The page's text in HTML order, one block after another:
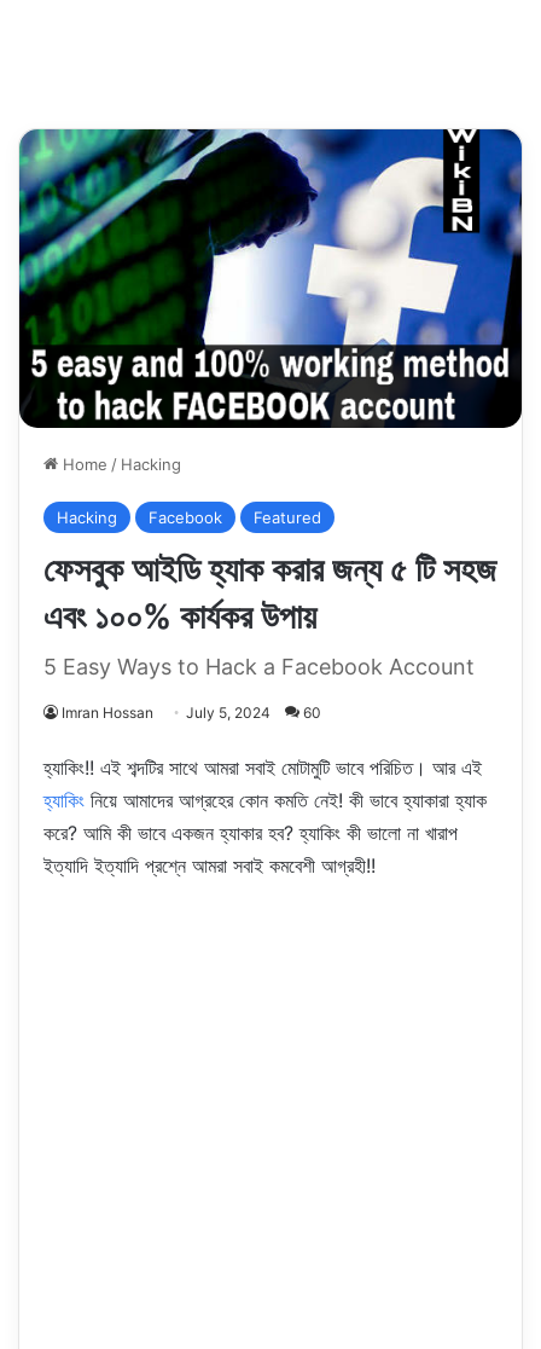
Home / Hacking
Hacking Facebook Featured
ফেসবুক আইডি হ্যাক করার জন্য ৫ টি সহজ
এবং ১০০% কার্যকর উপায়
5 Easy Ways to Hack a Facebook Account
Imran Hossan July 5, 2024 60
হ্যাকিং!! এই শব্দটির সাথে আমরা সবাই মোটামুটি ভাবে পরিচিত। আর এই
হ্যাকিং নিয়ে আমাদের আগ্রহের কোন কমতি নেই! কী ভাবে হ্যাকারা হ্যাক
করে? আমি কী ভাবে একজন হ্যাকার হব? হ্যাকিং কী ভালো না খারাপ
ইত্যাদি ইত্যাদি প্রশ্নে আমরা সবাই কমবেশী আগ্রহী!!